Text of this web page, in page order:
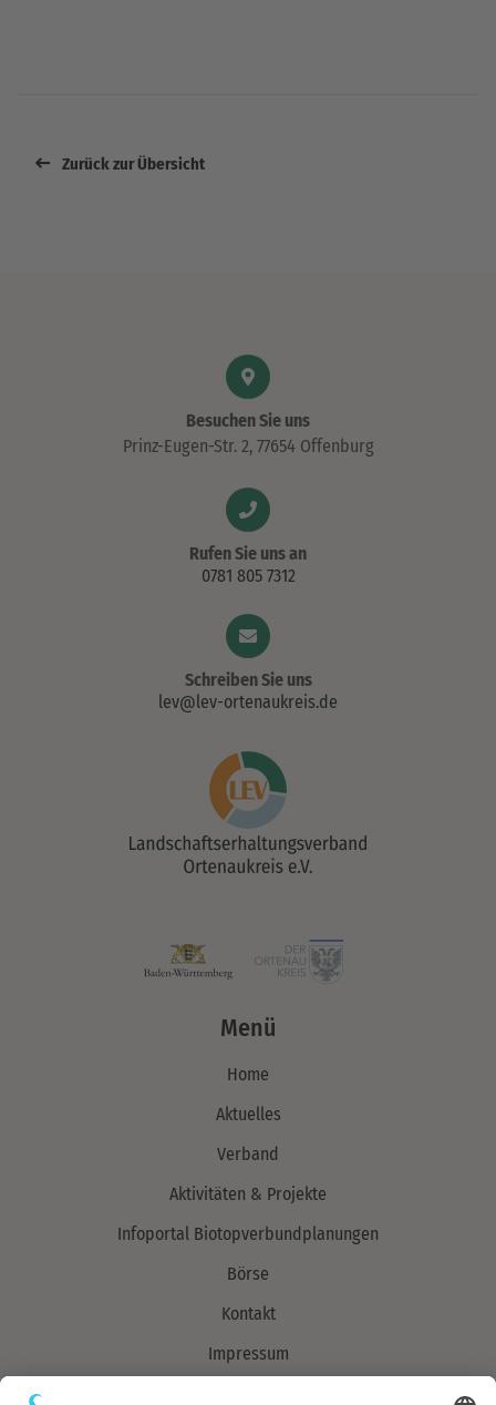
Zurück zur Übersicht
Besuchen Sie uns
Prinz-Eugen-Str. 2, 77654 Offenburg
Rufen Sie uns an
0781 805 7312
Schreiben Sie uns
lev@lev-ortenaukreis.de
Menü
Home
Aktuelles
Verband
Aktivitäten & Projekte
Infoportal Biotopverbundplanungen
Börse
Kontakt
Impressum